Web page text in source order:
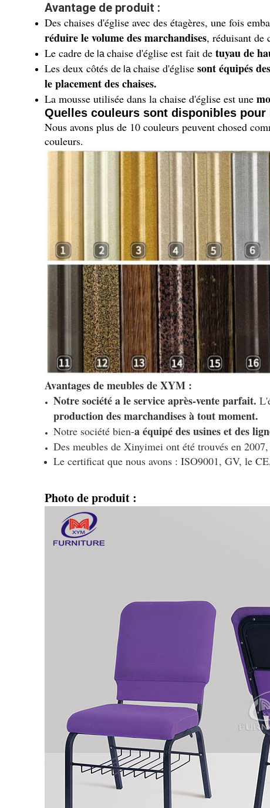
Avantage de produit :
Des chaises d'église avec des étagères, une fois
réduire le volume des marchandises, réduisant de
Le cadre de la chaise d'église est fait de tuyau de
Les deux côtés de la chaise d'église sont équipés
le placement des chaises.
La mousse utilisée dans la chaise d'église est une
Quelles couleurs sont disponibles
Nous avons plus de 10 couleurs peuvent chosed
couleurs.
Avantages de meubles de XYM :
Notre société a le service après-vente parfait.
production des marchandises à tout moment.
Notre société bien-a équipé des usines et des
Des meubles de Xinyimei ont été trouvés en
Le certificat que nous avons : ISO9001, GV, le
Photo de produit :